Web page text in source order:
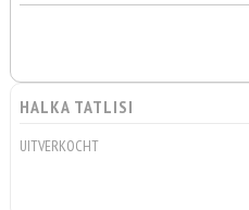
HALKA TATLISI
UITVERKOCHT